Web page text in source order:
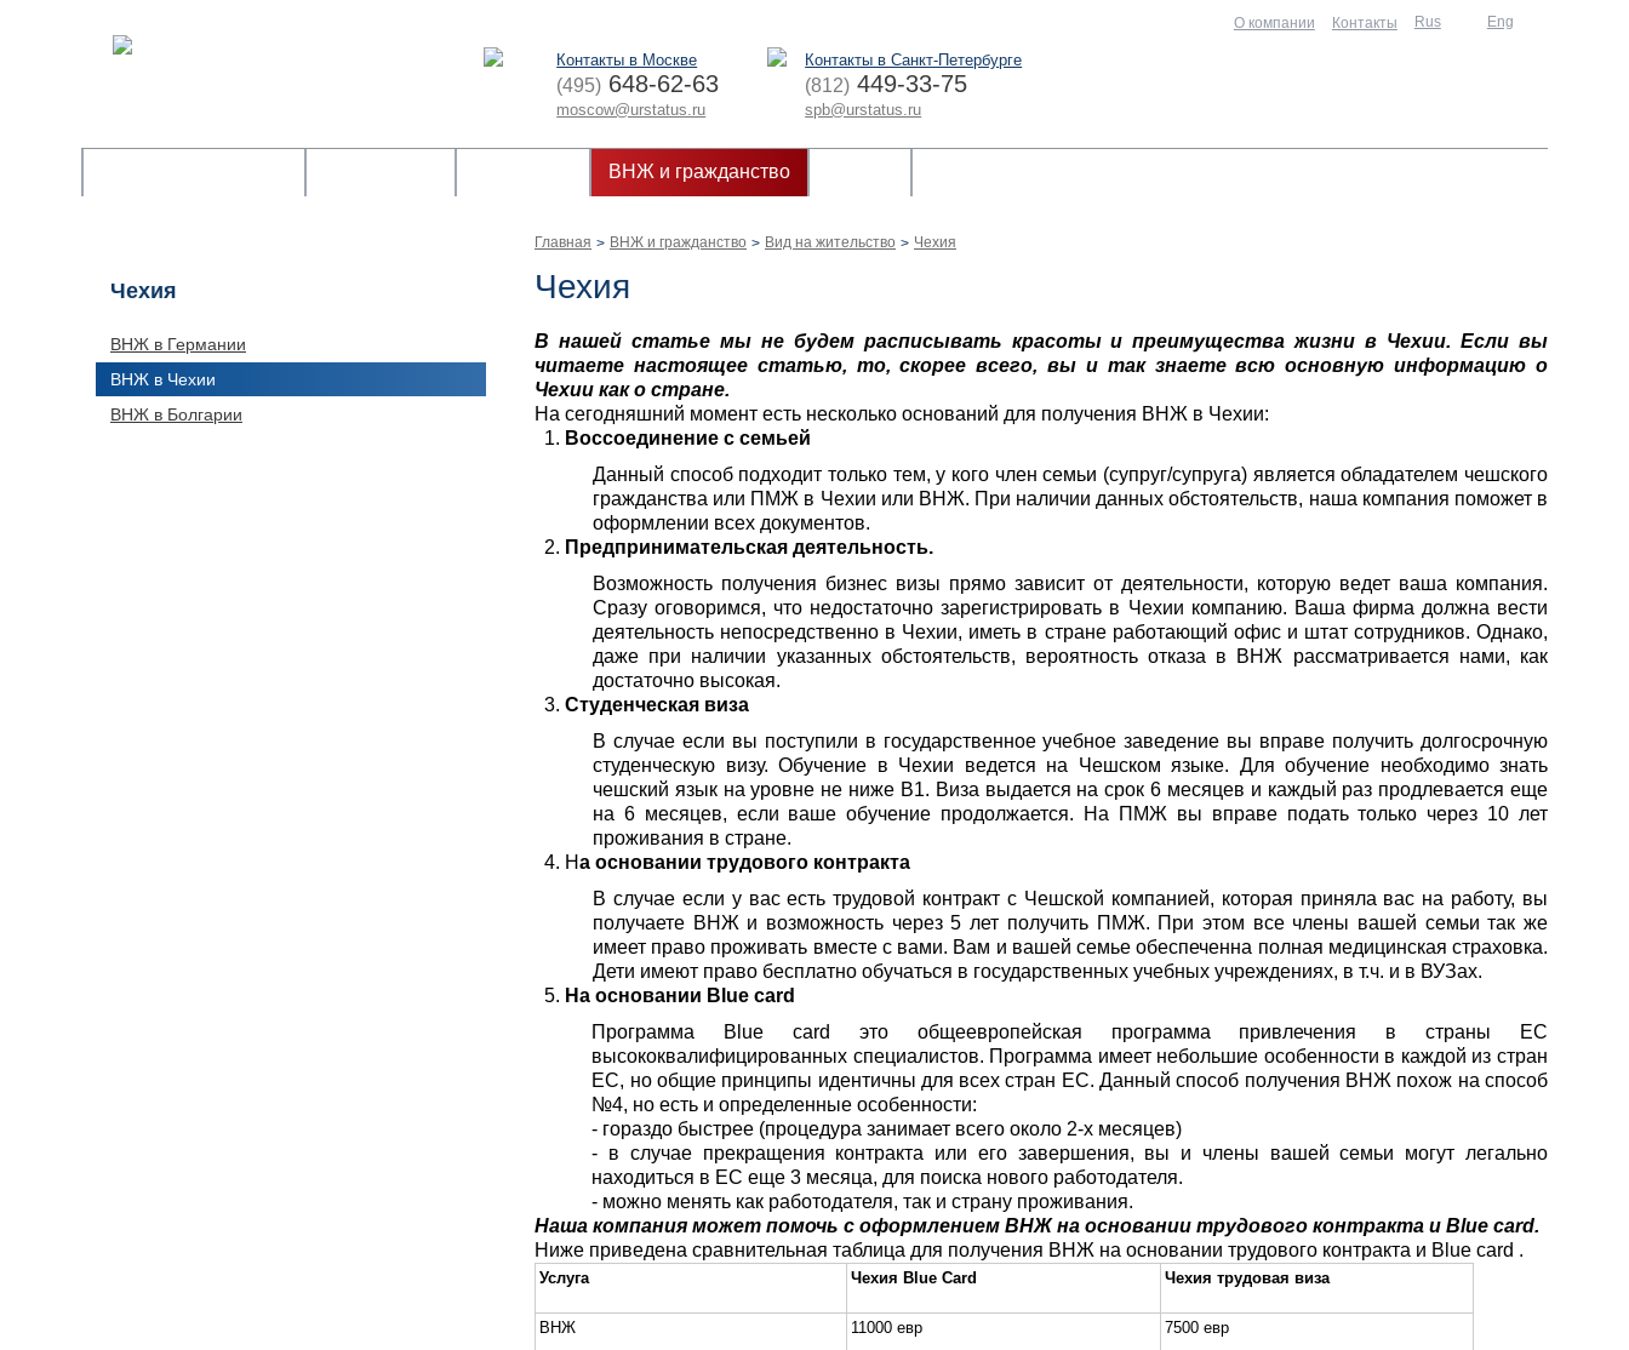
О компании Контакты Rus Eng
Контакты в Москве
(495) 648-62-63
moscow@urstatus.ru
Контакты в Санкт-Петербурге
(812) 449-33-75
spb@urstatus.ru
ВНЖ и гражданство
Чехия
ВНЖ в Германии
ВНЖ в Чехии
ВНЖ в Болгарии
Главная > ВНЖ и гражданство > Вид на жительство > Чехия
Чехия
В нашей статье мы не будем расписывать красоты и преимущества жизни в Чехии. Если вы
читаете настоящее статью, то, скорее всего, вы и так знаете всю основную информацию о
Чехии как о стране.
На сегодняшний момент есть несколько оснований для получения ВНЖ в Чехии:
Воссоединение с семьей
Данный способ подходит только тем, у кого член семьи (супруг/супруга) является обладателем чешского
гражданства или ПМЖ в Чехии или ВНЖ. При наличии данных обстоятельств, наша компания поможет в
оформлении всех документов.
Предпринимательская деятельность.
Возможность получения бизнес визы прямо зависит от деятельности, которую ведет ваша компания.
Сразу оговоримся, что недостаточно зарегистрировать в Чехии компанию. Ваша фирма должна вести
деятельность непосредственно в Чехии, иметь в стране работающий офис и штат сотрудников. Однако,
даже при наличии указанных обстоятельств, вероятность отказа в ВНЖ рассматривается нами, как
достаточно высокая.
Студенческая виза
В случае если вы поступили в государственное учебное заведение вы вправе получить долгосрочную
студенческую визу. Обучение в Чехии ведется на Чешском языке. Для обучение необходимо знать
чешский язык на уровне не ниже В1. Виза выдается на срок 6 месяцев и каждый раз продлевается еще
на 6 месяцев, если ваше обучение продолжается. На ПМЖ вы вправе подать только через 10 лет
проживания в стране.
На основании трудового контракта
В случае если у вас есть трудовой контракт с Чешской компанией, которая приняла вас на работу, вы
получаете ВНЖ и возможность через 5 лет получить ПМЖ. При этом все члены вашей семьи так же
имеет право проживать вместе с вами. Вам и вашей семье обеспеченна полная медицинская страховка.
Дети имеют право бесплатно обучаться в государственных учебных учреждениях, в т.ч. и в ВУЗах.
На основании Blue card
Программа Blue card это общеевропейская программа привлечения в страны ЕС
высококвалифицированных специалистов. Программа имеет небольшие особенности в каждой из стран
ЕС, но общие принципы идентичны для всех стран ЕС. Данный способ получения ВНЖ похож на способ
№4, но есть и определенные особенности:
- гораздо быстрее (процедура занимает всего около 2-х месяцев)
- в случае прекращения контракта или его завершения, вы и члены вашей семьи могут легально
находиться в ЕС еще 3 месяца, для поиска нового работодателя.
- можно менять как работодателя, так и страну проживания.
Наша компания может помочь с оформлением ВНЖ на основании трудового контракта и Blue card.
Ниже приведена сравнительная таблица для получения ВНЖ на основании трудового контракта и Blue card .
Услуга Чехия Blue Card Чехия трудовая виза
ВНЖ 11000 евр 7500 евр